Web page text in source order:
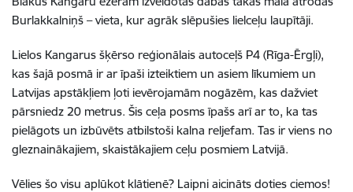
Burlakkalniņš – vieta, kur agrāk slēpušies lielceļu laupītāji.
Lielos Kangarus šķērso reģionālais autoceļš P4 (Rīga-Ērgļi),
kas šajā posmā ir ar īpaši izteiktiem un asiem līkumiem un
Latvijas apstākļiem ļoti ievērojamām nogāzēm, kas dažviet
pārsniedz 20 metrus. Šis ceļa posms īpašs arī ar to, ka tas
pielāgots un izbūvēts atbilstoši kalna reljefam. Tas ir viens no
gleznainākajiem, skaistākajiem ceļu posmiem Latvijā.
Vēlies šo visu aplūkot klātienē? Laipni aicināts doties ciemos!